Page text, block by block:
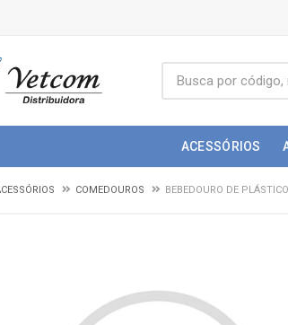
ACESSÓRIOS
COMEDOUROS BEBEDOURO DE